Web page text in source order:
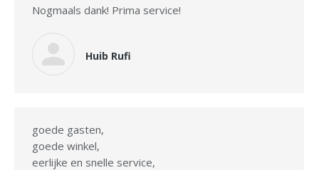
Nogmaals dank! Prima service!
Huib Rufi
goede gasten,
goede winkel,
eerlijke en snelle service,